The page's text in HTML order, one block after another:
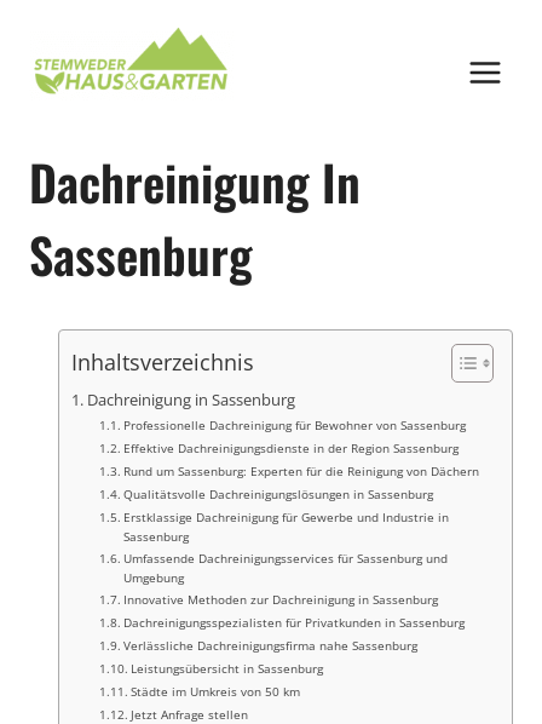
springen
Dachreinigung In
Sassenburg
Inhaltsverzeichnis
Dachreinigung in Sassenburg
Professionelle Dachreinigung für Bewohner von Sassenburg
Effektive Dachreinigungsdienste in der Region Sassenburg
Rund um Sassenburg: Experten für die Reinigung von Dächern
Qualitätsvolle Dachreinigungslösungen in Sassenburg
Erstklassige Dachreinigung für Gewerbe und Industrie in
Sassenburg
Umfassende Dachreinigungsservices für Sassenburg und
Umgebung
Innovative Methoden zur Dachreinigung in Sassenburg
Dachreinigungsspezialisten für Privatkunden in Sassenburg
Verlässliche Dachreinigungsfirma nahe Sassenburg
Leistungsübersicht in Sassenburg
Städte im Umkreis von 50 km
Jetzt Anfrage stellen